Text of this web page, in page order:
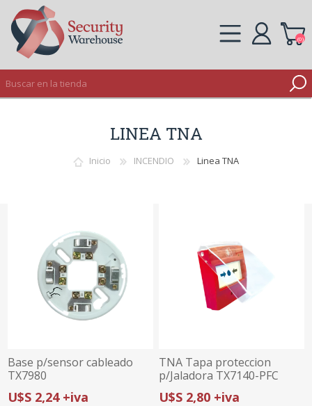
(0)
LINEA TNA
Inicio INCENDIO Linea TNA
Base p/sensor cableado
TX7980
U$S 2,24 +iva
TNA Tapa proteccion
p/Jaladora TX7140-PFC
U$S 2,80 +iva